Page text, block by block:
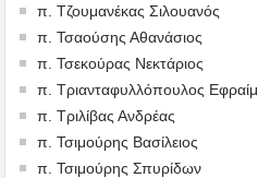
π. Τζουμανέκας Σιλουανός
π. Τσαούσης Αθανάσιος
π. Τσεκούρας Νεκτάριος
π. Τριανταφυλλόπουλος Εφραίμ
π. Τριλίβας Ανδρέας
π. Τσιμούρης Βασίλειος
π. Τσιμούρης Σπυρίδων